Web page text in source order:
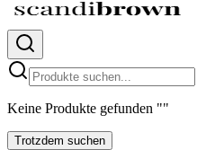
Keine Produkte gefunden ""
Trotzdem suchen